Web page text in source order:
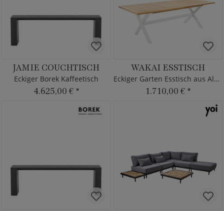
JAMIE COUCHTISCH
Eckiger Borek Kaffeetisch
4.625,00 € *
WAKAI ESSTISCH
Eckiger Garten Esstisch aus Alu & Teak
1.710,00 € *